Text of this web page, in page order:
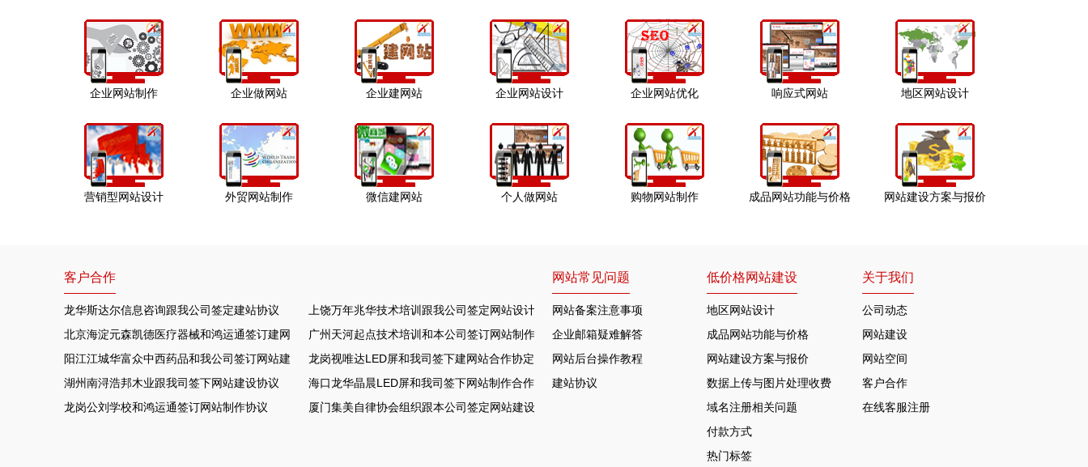
企业网站制作 企业做网站 企业建网站 企业网站设计 企业网站优化 响应式网站 地区网站设计
营销型网站设计 外贸网站制作 微信建网站 个人做网站 购物网站制作 成品网站功能与价格 网站建设方案与报价
客户合作
龙华斯达尔信息咨询跟我公司签定建站协议
上饶万年兆华技术培训跟我公司签定网站设计合作协定
北京海淀元森凯德医疗器械和鸿运通签订建网站项目广州天河起点技术培训和本公司签订网站制作协议
阳江江城华富众中西药品和我公司签订网站建设协议龙岗视唯达LED屏和我司签下建网站合作协定
湖州南浔浩邦木业跟我司签下网站建设协议
海口龙华晶晨LED屏和我司签下网站制作合作协定
龙岗公刘学校和鸿运通签订网站制作协议
厦门集美自律协会组织跟本公司签定网站建设合约
网站常见问题
网站备案注意事项
企业邮箱疑难解答
网站后台操作教程
建站协议
低价格网站建设
地区网站设计
成品网站功能与价格
网站建设方案与报价
数据上传与图片处理收费
域名注册相关问题
付款方式
热门标签
关于我们
公司动态
网站建设
网站空间
客户合作
在线客服注册